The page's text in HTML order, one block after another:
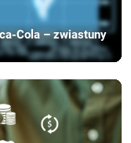
Cola – zwiastuny